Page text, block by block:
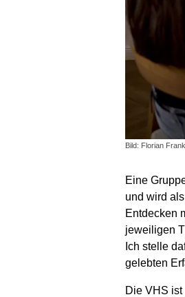
Bild: Florian
Eine
und wird
Entdecken
jeweiligen
Ich stelle
gelebten
Die VHS